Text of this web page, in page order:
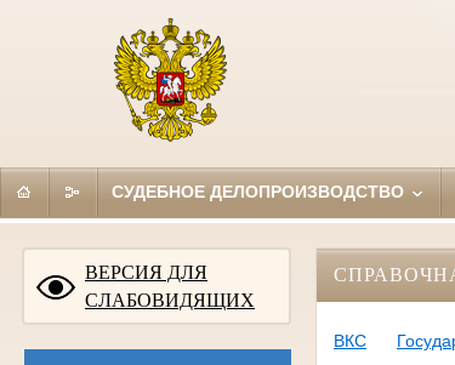
СУДЕБНОЕ ДЕЛОПРОИЗВОДСТВО
ВЕРСИЯ ДЛЯ
СЛАБОВИДЯЩИХ
ВКС